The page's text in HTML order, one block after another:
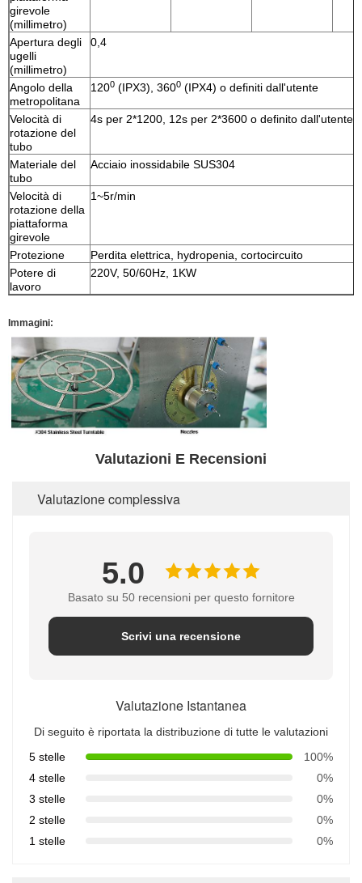
girevole
(millimetro)
Apertura degli
ugelli
(millimetro)
0,4
Angolo della
metropolitana
1200 (IPX3), 3600 (IPX4) o definiti dall'utente
Velocità di
rotazione del
tubo
4s per 2*1200, 12s per 2*3600 o definito dall'utente
Materiale del
tubo
Acciaio inossidabile SUS304
Velocità di
rotazione della
piattaforma
girevole
1~5r/min
Protezione
Perdita elettrica, hydropenia, cortocircuito
Potere di
lavoro
220V, 50/60Hz, 1KW
Immagini:
Valutazioni E Recensioni
Valutazione complessiva
5.0
Basato su 50 recensioni per questo fornitore
Scrivi una recensione
Valutazione Istantanea
Di seguito è riportata la distribuzione di tutte le valutazioni
5 stelle
100%
4 stelle
0%
3 stelle
0%
2 stelle
0%
1 stelle
0%